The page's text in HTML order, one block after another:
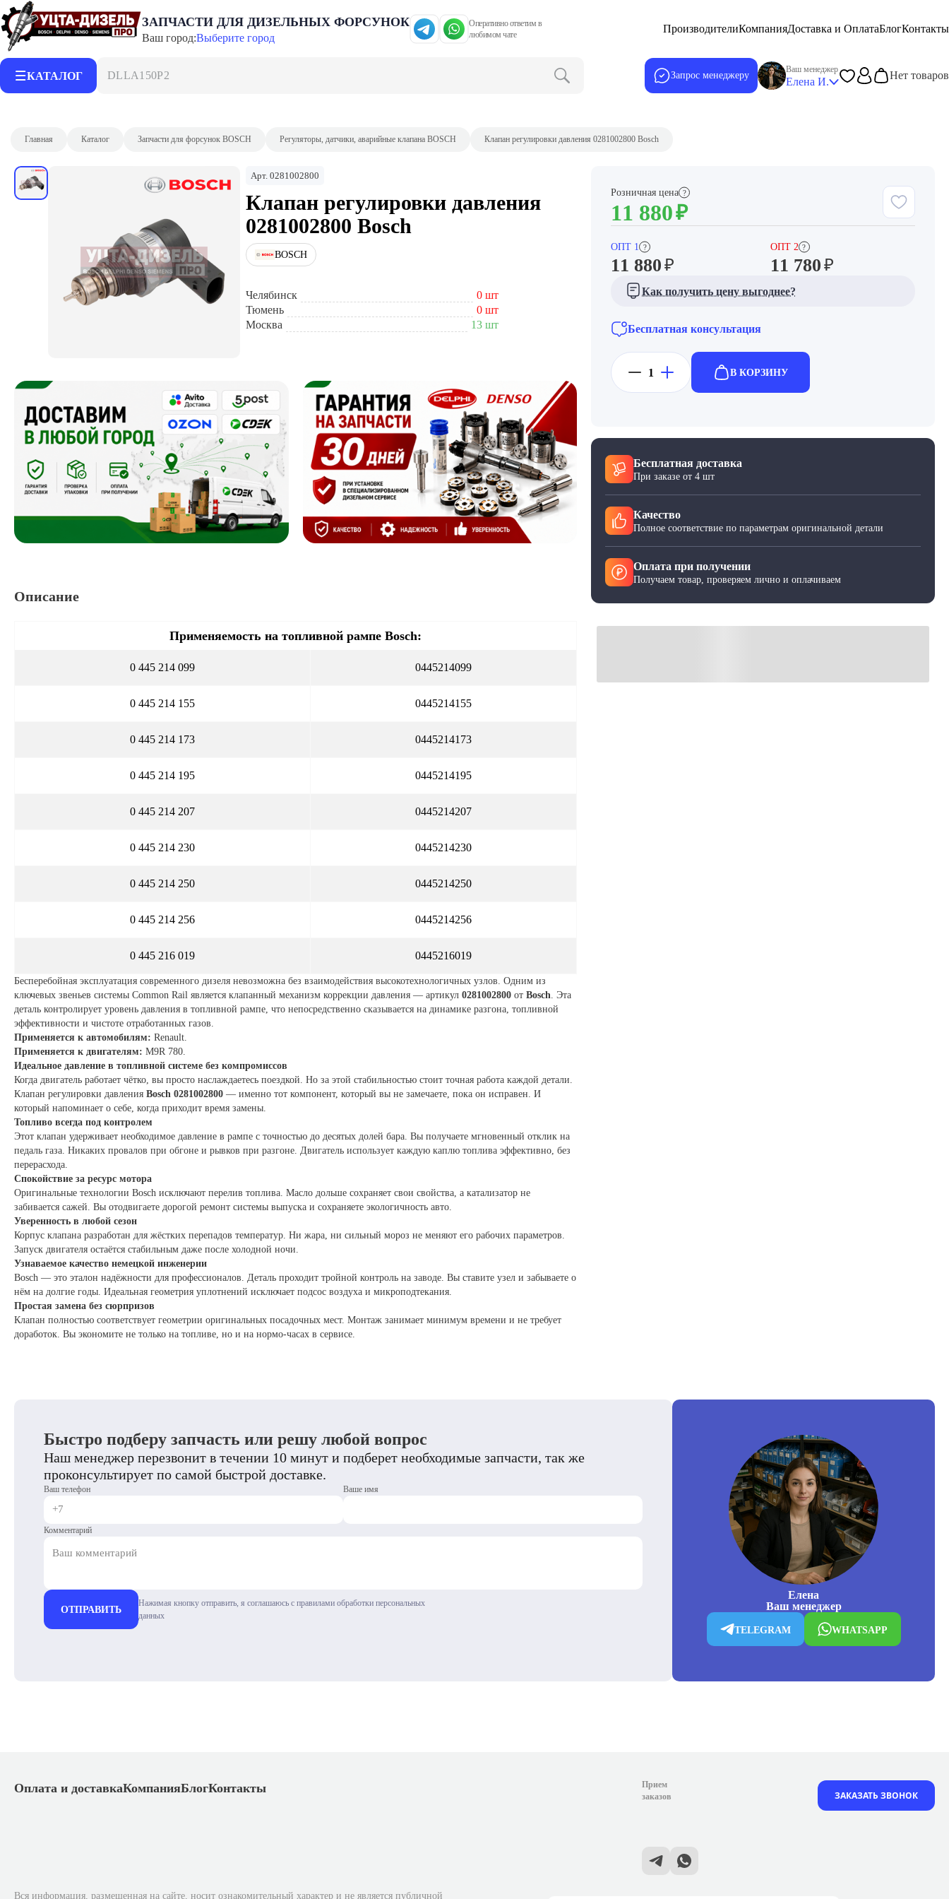
ЗАПЧАСТИ ДЛЯ ДИЗЕЛЬНЫХ ФОРСУНОК
Ваш город:Выберите город
Оперативно ответим в
любимом чате
ПроизводителиКомпанияДоставка и ОплатаБлогКонтакты
КАТАЛОГ DLLA150P2153 Запрос менеджеру
Ваш менеджер
Елена И.
Нет товаров
Главная Каталог Запчасти для форсунок BOSCH Регуляторы, датчики, аварийные клапана BOSCH Клапан регулировки давления 0281002800 Bosch
Розничная цена ?
11 880₽
ОПТ 1 ?
11 880₽
ОПТ 2 ?
11 780₽
Как получить цену выгоднее?
Бесплатная консультация
В КОРЗИНУ
Бесплатная доставка
При заказе от 4 шт
Качество
Полное соответствие по параметрам оригинальной детали
Оплата при получении
Получаем товар, проверяем лично и оплачиваем
Арт. 0281002800
Клапан регулировки давления
0281002800 Bosch
BOSCH
Челябинск
0 шт
Тюмень
0 шт
Москва
13 шт
Описание
Применяемость на топливной рампе Bosch:
0 445 214 099 0445214099
0 445 214 155 0445214155
0 445 214 173 0445214173
0 445 214 195 0445214195
0 445 214 207 0445214207
0 445 214 230 0445214230
0 445 214 250 0445214250
0 445 214 256 0445214256
0 445 216 019 0445216019
Бесперебойная эксплуатация современного дизеля невозможна без взаимодействия высокотехнологичных узлов. Одним из
ключевых звеньев системы Common Rail является клапанный механизм коррекции давления — артикул 0281002800 от Bosch. Эта
деталь контролирует уровень давления в топливной рампе, что непосредственно сказывается на динамике разгона, топливной
эффективности и чистоте отработанных газов.
Применяется к автомобилям: Renault.
Применяется к двигателям: M9R 780.
Идеальное давление в топливной системе без компромиссов
Когда двигатель работает чётко, вы просто наслаждаетесь поездкой. Но за этой стабильностью стоит точная работа каждой детали.
Клапан регулировки давления Bosch 0281002800 — именно тот компонент, который вы не замечаете, пока он исправен. И
который напоминает о себе, когда приходит время замены.
Топливо всегда под контролем
Этот клапан удерживает необходимое давление в рампе с точностью до десятых долей бара. Вы получаете мгновенный отклик на
педаль газа. Никаких провалов при обгоне и рывков при разгоне. Двигатель использует каждую каплю топлива эффективно, без
перерасхода.
Спокойствие за ресурс мотора
Оригинальные технологии Bosch исключают перелив топлива. Масло дольше сохраняет свои свойства, а катализатор не
забивается сажей. Вы отодвигаете дорогой ремонт системы выпуска и сохраняете экологичность авто.
Уверенность в любой сезон
Корпус клапана разработан для жёстких перепадов температур. Ни жара, ни сильный мороз не меняют его рабочих параметров.
Запуск двигателя остаётся стабильным даже после холодной ночи.
Узнаваемое качество немецкой инженерии
Bosch — это эталон надёжности для профессионалов. Деталь проходит тройной контроль на заводе. Вы ставите узел и забываете о
нём на долгие годы. Идеальная геометрия уплотнений исключает подсос воздуха и микроподтекания.
Простая замена без сюрпризов
Клапан полностью соответствует геометрии оригинальных посадочных мест. Монтаж занимает минимум времени и не требует
доработок. Вы экономите не только на топливе, но и на нормо‑часах в сервисе.
Быстро подберу запчасть или решу любой вопрос
Наш менеджер перезвонит в течении 10 минут и подберет необходимые запчасти, так же
проконсультирует по самой быстрой доставке.
Ваш телефон Ваше имя
Комментарий
ОТПРАВИТЬ
Нажимая кнопку отправить, я соглашаюсь с правилами обработки персональных
данных
Елена
Ваш менеджер
TELEGRAM WHATSAPP
Оплата и доставкаКомпанияБлогКонтакты
Прием
заказов
ЗАКАЗАТЬ ЗВОНОК
Вся информация, размещенная на сайте, носит ознакомительный характер и не является публичной